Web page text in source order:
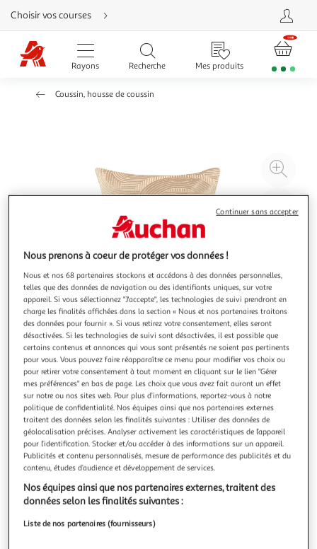
Aller
directement
au
contenu
Aller
directement
Aller
d'aide
Choisir vos courses
Rayons Recherche Mes produits
Coussin, housse de coussin
à
Illustration
précédente
Illustration
suivante
ATMOSPHERA
Housse de coussin en velours zen 40x40cm ocre
Informations Techniques : Dimensions : L. 40 x l. 40 cm
Matière : Polyester Spécificités : Pratique & Tendance
Housse de coussin Toucher velours Motifs graphiques en
relief Forme carrée Poids : 0,09 kg Couleur : Ocre
En savoir +
Vous voulez connaître le prix de ce produit ?
Afficher le prix
Nous prenons à coeur de protéger vos données !
Nous et nos 68 partenaires stockons et accédons à des données personnelles,
telles que des données de navigation ou des identifiants uniques, sur votre
appareil. Si vous sélectionnez "J'accepte", les technologies de suivi prendront en
charge les finalités affichées dans la section « Nous et nos partenaires traitons
des données pour fournir ». Si vous retirez votre consentement, elles seront
désactivées. Si les technologies de suivi sont désactivées, il est possible que
certains contenus et annonces qui vous sont présentés ne soient pas pertinents
pour vous. Vous pouvez faire réapparaître ce menu pour modifier vos choix ou
pour retirer votre consentement à tout moment en cliquant sur le lien "Gérer
mes préférences" en bas de page. Les choix que vous avez fait auront un effet
sur notre ou nos sites web. Pour plus d’informations, reportez-vous à notre
politique de confidentialité. Nos équipes ainsi que nos partenaires externes
traitent des données selon les finalités suivantes : Utiliser des données de
géolocalisation précises. Analyser activement les caractéristiques de l’appareil
pour l’identification. Stocker et/ou accéder à des informations sur un appareil.
Publicités et contenu personnalisés, mesure de performance des publicités et du
contenu, études d’audience et développement de services.
Nos équipes ainsi que nos partenaires externes, traitent des
données selon les finalités suivantes :
Liste de nos partenaires (fournisseurs)
Continuer sans accepter